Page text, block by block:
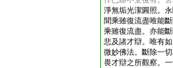
淨無垢光潔圓照。
聞乘雖復流盡唯能
乘雖復流盡。亦能
悲及諸才辯。唯有
微妙佛法。斷除一
畏才辯之所觀察。